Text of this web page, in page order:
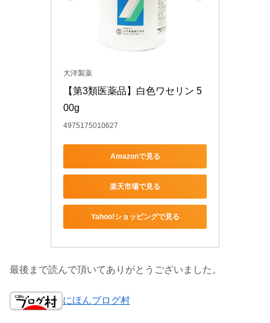
大洋製薬
【第3類医薬品】白色ワセリン 5
00g
4975175010627
Amazonで見る
楽天市場で見る
Yahoo!ショッピングで見る
最後まで読んで頂いてありがとうございました。
にほんブログ村